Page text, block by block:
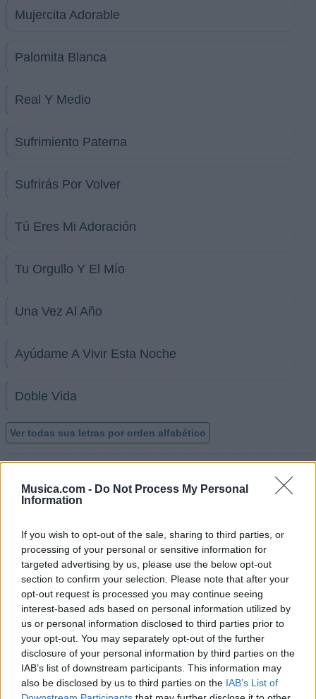
Musica.com - Do Not Process My Personal
Information
If you wish to opt-out of the sale, sharing to third parties, or
processing of your personal or sensitive information for
targeted advertising by us, please use the below opt-out
section to confirm your selection. Please note that after your
opt-out request is processed you may continue seeing
interest-based ads based on personal information utilized by
us or personal information disclosed to third parties prior to
your opt-out. You may separately opt-out of the further
disclosure of your personal information by third parties on the
IAB’s list of downstream participants. This information may
also be disclosed by us to third parties on the IAB’s List of
Mujercita Adorable
Palomita Blanca
Real Y Medio
Sufrimiento Paterna
Sufrirás Por Volver
Tú Eres Mi Adoración
Tu Orgullo Y El Mío
Una Vez Al Año
Ayúdame A Vivir Esta Noche
Doble Vida
Ver todas sus letras por orden alfabético
Biografía Ranking
Añadir Letra
Ranking de Los Diamantes del Norte
Los Diamantes del Norteno está entre los 500
artistas más apoyados y visitados de esta semana.
¿Apoyar a Los Diamantes del Norte?
17 0